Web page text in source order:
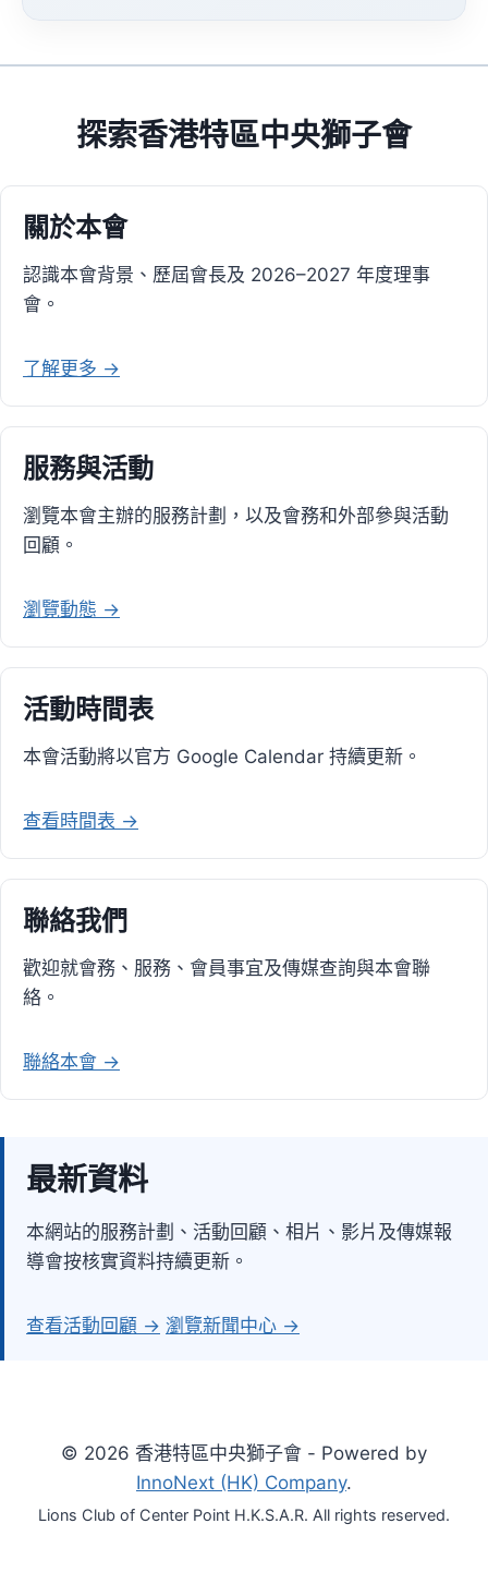
探索香港特區中央獅子會
關於本會
認識本會背景、歷屆會長及 2026–2027 年度理事
會。
了解更多 →
服務與活動
瀏覽本會主辦的服務計劃，以及會務和外部參與活動
回顧。
瀏覽動態 →
活動時間表
本會活動將以官方 Google Calendar 持續更新。
查看時間表 →
聯絡我們
歡迎就會務、服務、會員事宜及傳媒查詢與本會聯
絡。
聯絡本會 →
最新資料
本網站的服務計劃、活動回顧、相片、影片及傳媒報
導會按核實資料持續更新。
查看活動回顧 → 瀏覽新聞中心 →
© 2026 香港特區中央獅子會 - Powered by
InnoNext (HK) Company.